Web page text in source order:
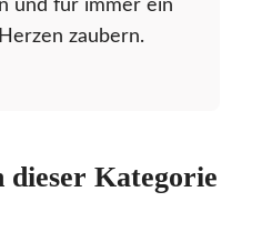
und für immer ein
zaubern.
dieser Kategorie